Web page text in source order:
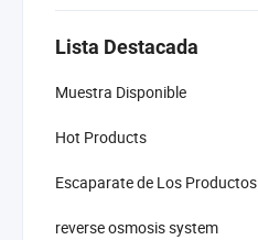
Lista Destacada
Muestra Disponible
Hot Products
Escaparate de Los Productos
reverse osmosis system